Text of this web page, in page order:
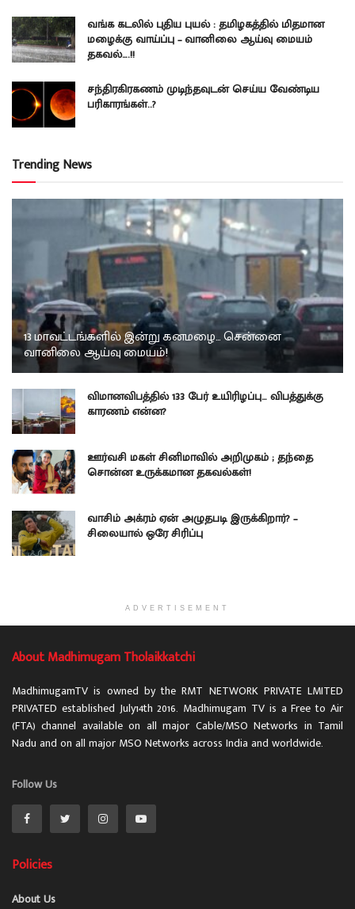
வங்க கடலில் புதிய புயல் : தமிழகத்தில் மிதமான
மழைக்கு வாய்ப்பு – வானிலை ஆய்வு மையம்
தகவல்….!!
சந்திரகிரகணம் முடிந்தவுடன் செய்ய வேண்டிய
பரிகாரங்கள்..?
Trending News
13 மாவட்டங்களில் இன்று கனமழை… சென்னை
வானிலை ஆய்வு மையம்!
விமானவிபத்தில் 133 பேர் உயிரிழப்பு… விபத்துக்கு
காரணம் என்ன?
ஊர்வசி மகள் சினிமாவில் அறிமுகம் ; தந்தை
சொன்ன உருக்கமான தகவல்கள்!
வாசிம் அக்ரம் ஏன் அழுதபடி இருக்கிறார்? –
சிலையால் ஒரே சிரிப்பு
ADVERTISEMENT
About Madhimugam Tholaikkatchi
MadhimugamTV is owned by the RMT NETWORK PRIVATE LMITED
PRIVATED established July14th 2016. Madhimugam TV is a Free to Air
(FTA) channel available on all major Cable/MSO Networks in Tamil
Nadu and on all major MSO Networks across India and worldwide.
Follow Us
Policies
About Us